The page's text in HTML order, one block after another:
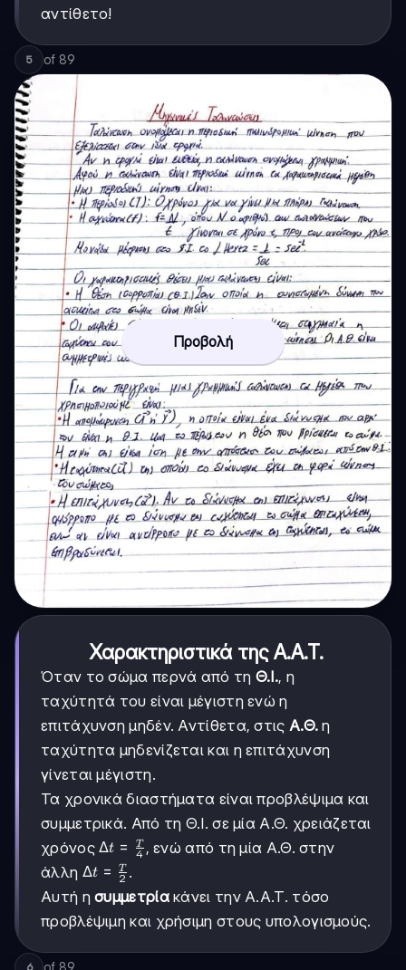
αντίθετο!
5 of 89
Προβολή
Χαρακτηριστικά της Α.Α.Τ.
Όταν το σώμα περνά από τη Θ.Ι., η
ταχύτητά του είναι μέγιστη ενώ η
επιτάχυνση μηδέν. Αντίθετα, στις Α.Θ. η
ταχύτητα μηδενίζεται και η επιτάχυνση
γίνεται μέγιστη.
Τα χρονικά διαστήματα είναι προβλέψιμα και
συμμετρικά. Από τη Θ.Ι. σε μία Α.Θ. χρειάζεται
χρόνοςΔt =
\frac{T}
{4}
Δt = 4
T , ενώ από τη μία Α.Θ. στην
άλλη Δt =
\frac{T}
{2}
Δt = 2
T .
Αυτή ησυμμετρίακάνει την Α.Α.Τ. τόσο
προβλέψιμη και χρήσιμη στους υπολογισμούς.
6 of 89